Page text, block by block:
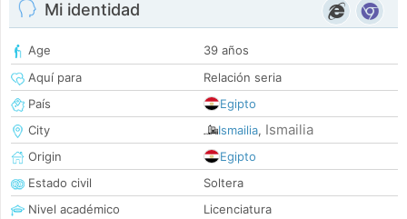
Mi identidad
Age
39 años
Aquí para
Relación seria
País
Egipto
City
Ismailia, Ismailia
Origin
Egipto
Estado civil
Soltera
Nivel académico
Licenciatura